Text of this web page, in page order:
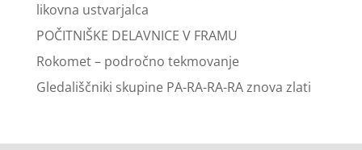
likovna ustvarjalca
POČITNIŠKE DELAVNICE V FRAMU
Rokomet – področno tekmovanje
Gledališčniki skupine PA-RA-RA-RA znova zlati